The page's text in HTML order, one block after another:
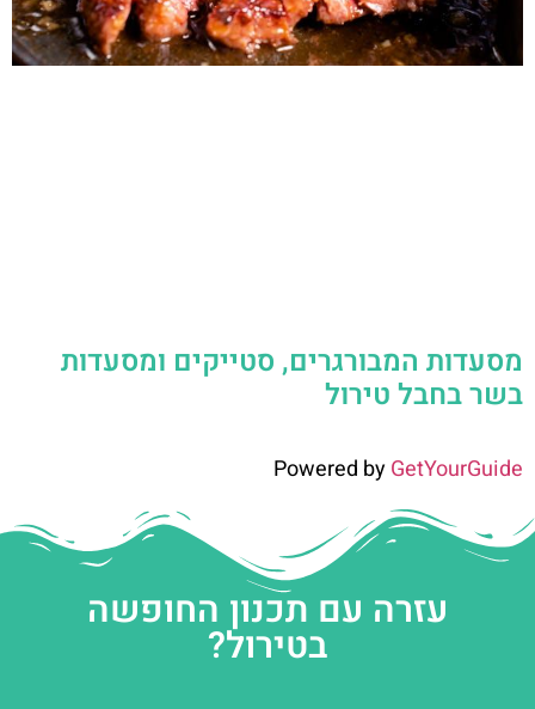
מסעדות המבורגרים, סטייקים ומסעדות
בשר בחבל טירול
Powered byGetYourGuide
עזרה עם תכנון החופשה
בטירול?